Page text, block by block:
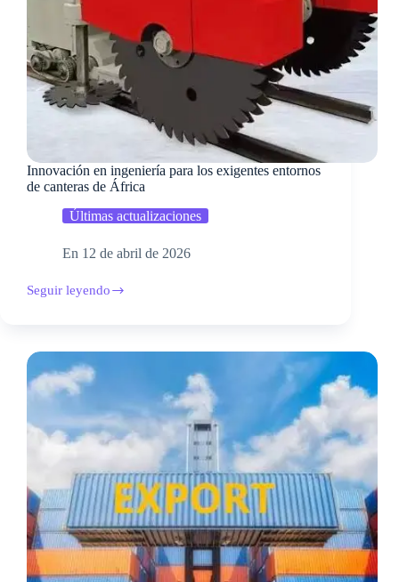
Innovación en ingeniería para los exigentes entornos
de canteras de África
Últimas actualizaciones
En 12 de abril de 2026
Seguir leyendo